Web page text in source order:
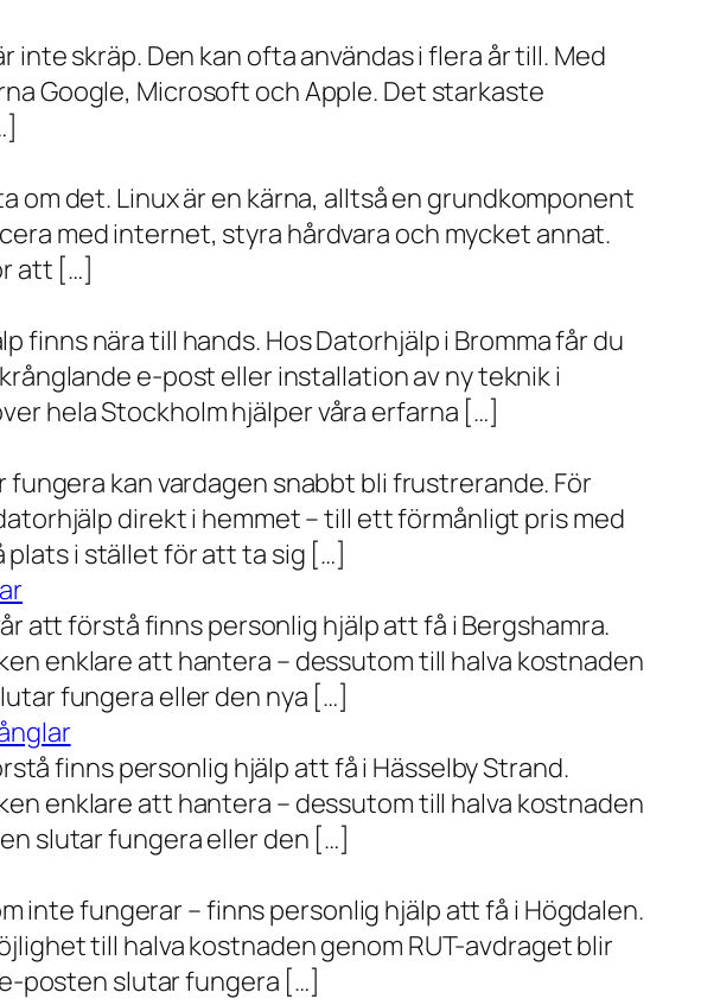
inte skräp. Den kan ofta användas i flera år till. Med
Google, Microsoft och Apple. Det starkaste
om det. Linux är en kärna, alltså en grundkomponent
med internet, styra hårdvara och mycket annat.
att […]
finns nära till hands. Hos Datorhjälp i Bromma får du
e-post eller installation av ny teknik i
hela Stockholm hjälper våra erfarna […]
kan vardagen snabbt bli frustrerande. För
direkt i hemmet – till ett förmånligt pris med
plats i stället för att ta sig […]
att förstå finns personlig hjälp att få i Bergshamra.
enklare att hantera – dessutom till halva kostnaden
fungera eller den nya […]
finns personlig hjälp att få i Hässelby Strand.
enklare att hantera – dessutom till halva kostnaden
slutar fungera eller den […]
inte fungerar – finns personlig hjälp att få i Högdalen.
till halva kostnaden genom RUT-avdraget blir
posten slutar fungera […]